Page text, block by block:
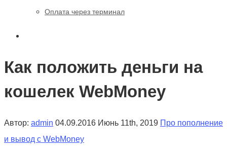
Оплата через терминал
Как положить деньги на
кошелек WebMoney
Автор: admin 04.09.2016 Июнь 11th, 2019 Про пополнение
и вывод с WebMoney